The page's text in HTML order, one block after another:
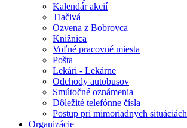
Kalendár akcií
Tlačivá
Ozvena z Bobrovca
Knižnica
Voľné pracovné miesta
Pošta
Lekári - Lekárne
Odchody autobusov
Smútočné oznámenia
Dôležité telefónne čísla
Postup pri mimoriadnych situáciách
Organizácie